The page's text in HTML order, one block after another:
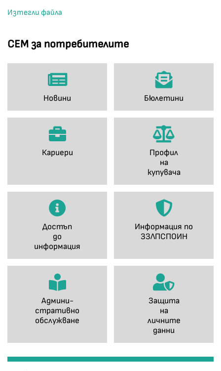
СЕМ за потребителите
Новини Бюлетини
Кариери
Профил
на
купувача
Достъп
до
информация
Информация по
ЗЗЛПСПОИН
Админи-
стративно
обслужване
Защита
на
личните
данни
Изтегли файла